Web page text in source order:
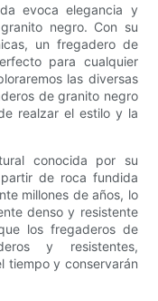
evoca elegancia y
negro. Con su
un fregadero de
para cualquier
las diversas
de granito negro
realzar el estilo y la
conocida por su
de roca fundida
millones de años, lo
denso y resistente
los fregaderos de
y resistentes,
tiempo y conservarán